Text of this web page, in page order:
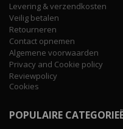
Levering & verzendkosten
Veilig betalen
Retourneren
Contact opnemen
Algemene voorwaarden
Privacy and Cookie policy
Reviewpolicy
Cookies
POPULAIRE